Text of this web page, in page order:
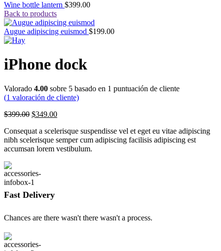
Wine bottle lantern $399.00
Back to products
Augue adipiscing euismod $199.00
iPhone dock
Valorado 4.00 sobre 5 basado en 1 puntuación de cliente
(1 valoración de cliente)
$399.00 Original
was:
$399.00.
$349.00Current
is:
$349.00.
Consequat a scelerisque suspendisse vel et eget eu vitae adipiscing
nibh scelerisque semper cum adipiscing facilisis adipiscing est
accumsan lorem vestibulum.
Fast Delivery
Chances are there wasn't there wasn't a process.